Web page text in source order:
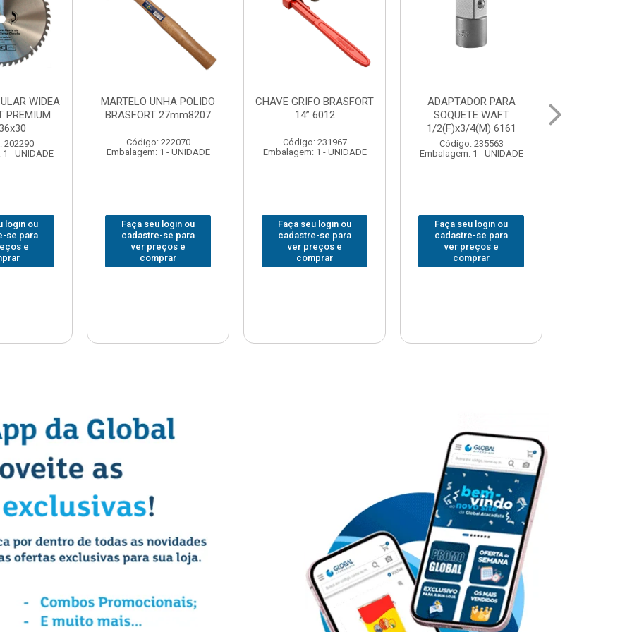
BRASFORT
231967
- UNIDADE
login ou
se para
e
ADAPTADOR PARA
SOQUETE WAFT
Código: 235563
Embalagem: 1 - UNIDADE
Faça seu login ou
cadastre-se para
ver preços e
comprar
ABAJOUR LED
BRASFORT COB MESA
Código: 310379
Embalagem: 1 - UNIDADE
Faça seu login ou
cadastre-se para
ver preços e
comprar
BOLSA PARA
FERRAMENTAS
BRASFORT FECHADA
18BOLSOS 7559
Código: 312401
Faça seu login ou
cadastre-se para
ver preços e
comprar